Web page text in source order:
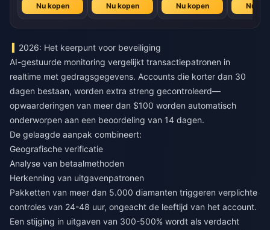
Nu kopen Nu kopen Nu kopen Nu
2026: Het keerpunt voor beveiliging
AI-gestuurde monitoring vergelijkt transactiepatronen in
realtime met gedragsgegevens. Accounts die korter dan 30
dagen bestaan, worden extra streng gecontroleerd—
opwaarderingen van meer dan $100 worden automatisch
onderworpen aan een beoordeling van 14 dagen.
De gelaagde aanpak combineert:
Geografische verificatie
Analyse van betaalmethoden
Herkenning van uitgavenpatronen
Pakketten van meer dan 5.000 diamanten triggeren verplichte
controles van 24-48 uur, ongeacht de leeftijd van het account.
Een stijging in uitgaven van 300-500% wordt als verdacht